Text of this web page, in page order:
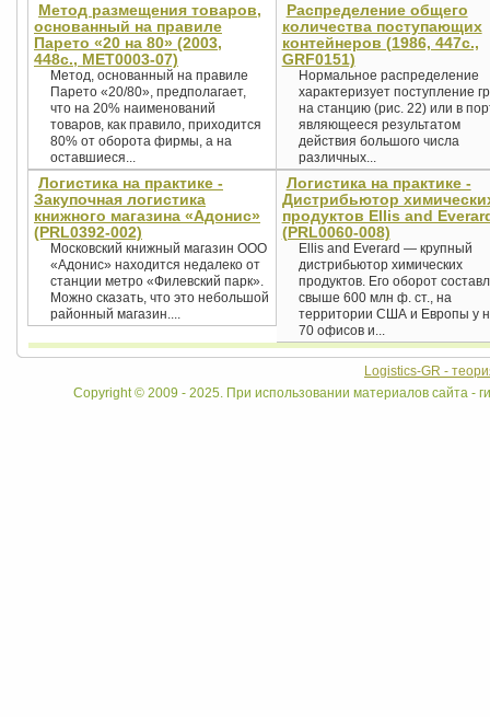
Метод размещения товаров,
основанный на правиле
Парето «20 на 80» (2003,
448с., MET0003-07)
Метод, основанный на правиле
Парето «20/80», предполагает,
что на 20% наименований
товаров, как правило, приходится
80% от оборота фирмы, а на
оставшиеся...
Распределение общего
количества поступающих
контейнеров (1986, 447с.,
GRF0151)
Нормальное распределение
характеризует поступление
на станцию (рис. 22) или в
являющееся результатом
действия большого числа
различных...
Логистика на практике -
Закупочная логистика
книжного магазина «Адонис»
(PRL0392-002)
Московский книжный магазин ООО
«Адонис» находится недалеко от
станции метро «Филевский парк».
Можно сказать, что это небольшой
районный магазин....
Логистика на практике -
Дистрибьютор
продуктов Ellis and
(PRL0060-008)
Ellis and Everard — крупный
дистрибьютор химических
продуктов. Его оборот
свыше 600 млн ф. ст., на
территории США и Европы у
70 офисов и...
Logistics-GR -
Copyright © 2009 - 2025. При использовании материалов сайта -